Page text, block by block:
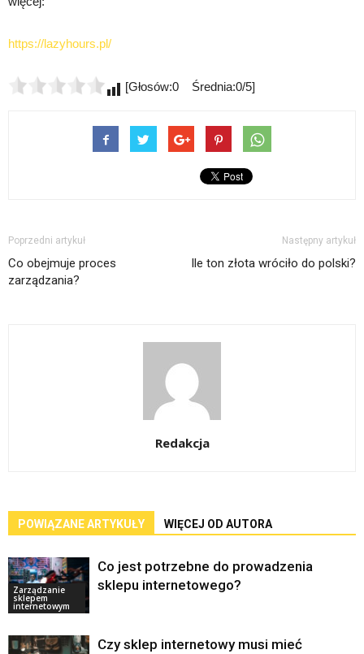
https://lazyhours.pl/
[Głosów:0 Średnia:0/5]
Poprzedni artykuł
Co obejmuje proces
zarządzania?
Następny artykuł
Ile ton złota wróciło do polski?
Redakcja
POWIĄZANE ARTYKUŁY WIĘCEJ OD AUTORA
Zarządzanie
sklepem
internetowym
Co jest potrzebne do prowadzenia
sklepu internetowego?
Czy sklep internetowy musi mieć